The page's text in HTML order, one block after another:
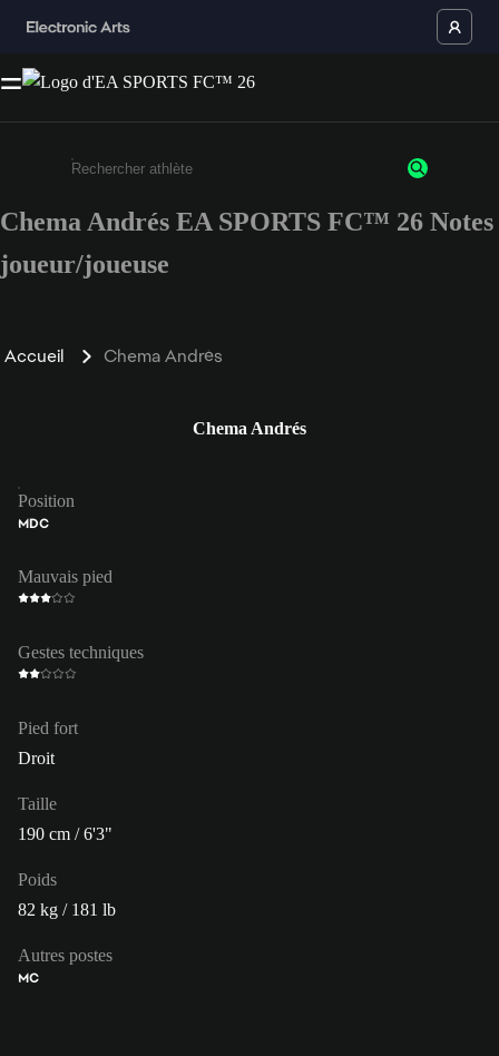
Saisissez au moins 3 caractères ou chiffres.
Chema Andrés EA SPORTS FC™ 26 Notes
joueur/joueuse
Accueil Chema Andrés
Chema Andrés
Position
MDC
Mauvais pied
Gestes techniques
Pied fort
Droit
Taille
190 cm / 6'3"
Poids
82 kg / 181 lb
Autres postes
MC